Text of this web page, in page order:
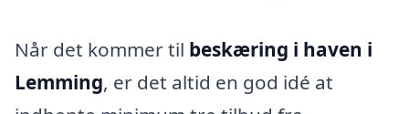
Når det kommer til beskæring i haven i
Lemming, er det altid en god idé at